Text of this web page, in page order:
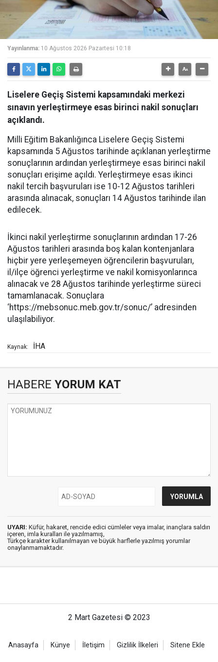
Yayınlanma: 10 Ağustos 2026 Pazartesi 10:18
Liselere Geçiş Sistemi kapsamındaki merkezi
sınavın yerleştirmeye esas birinci nakil sonuçları
açıklandı.
Milli Eğitim Bakanlığınca Liselere Geçiş Sistemi
kapsamında 5 Ağustos tarihinde açıklanan yerleştirme
sonuçlarının ardından yerleştirmeye esas birinci nakil
sonuçları erişime açıldı. Yerleştirmeye esas ikinci
nakil tercih başvuruları ise 10-12 Ağustos tarihleri
arasında alınacak, sonuçları 14 Ağustos tarihinde ilan
edilecek.
İkinci nakil yerleştirme sonuçlarının ardından 17-26
Ağustos tarihleri arasında boş kalan kontenjanlara
hiçbir yere yerleşemeyen öğrencilerin başvuruları,
il/ilçe öğrenci yerleştirme ve nakil komisyonlarınca
alınacak ve 28 Ağustos tarihinde yerleştirme süreci
tamamlanacak. Sonuçlara
‘https://mebsonuc.meb.gov.tr/sonuc/’ adresinden
ulaşılabiliyor.
Kaynak: İHA
HABERE YORUM KAT
UYARI: Küfür, hakaret, rencide edici cümleler veya imalar, inançlara saldırı
içeren, imla kuralları ile yazılmamış,
Türkçe karakter kullanılmayan ve büyük harflerle yazılmış yorumlar
onaylanmamaktadır.
2 Mart Gazetesi © 2023
Anasayfa Künye İletişim Gizlilik İlkeleri Sitene Ekle